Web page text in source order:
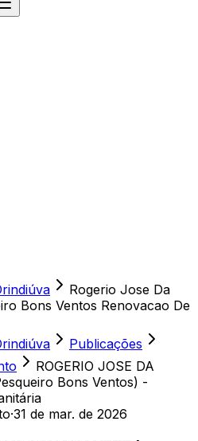
Rogerio Jose Da
Bons Ventos Renovacao De
Publicações
ROGERIO JOSE DA
Bons Ventos) -
·31 de mar. de 2026